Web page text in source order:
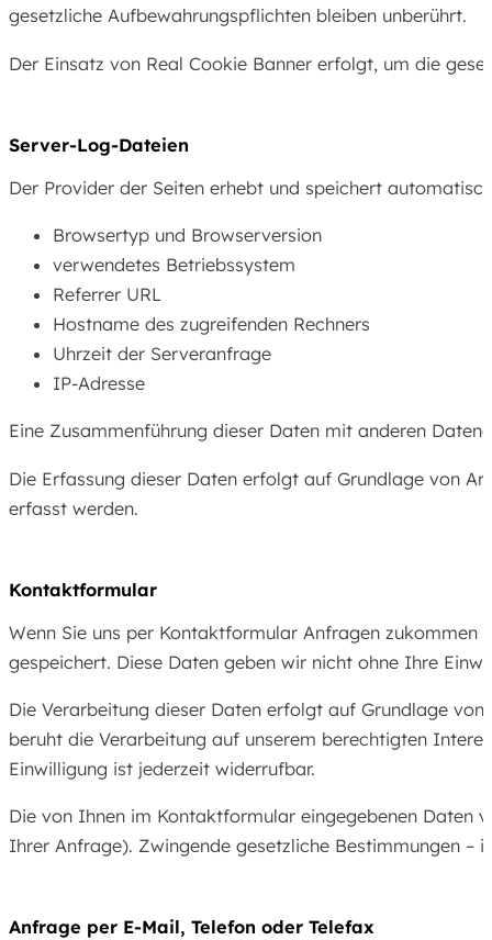
gesetzliche Aufbewahrungspflichten bleiben unberührt.
Der Einsatz von Real Cookie Banner erfolgt, um die
Server-Log-Dateien
Der Provider der Seiten erhebt und speichert
Browsertyp und Browserversion
verwendetes Betriebssystem
Referrer URL
Hostname des zugreifenden Rechners
Uhrzeit der Serveranfrage
IP-Adresse
Eine Zusammenführung dieser Daten mit anderen
Die Erfassung dieser Daten erfolgt auf Grundlage von
erfasst werden.
Kontaktformular
Wenn Sie uns per Kontaktformular Anfragen
gespeichert. Diese Daten geben wir nicht ohne Ihre
Die Verarbeitung dieser Daten erfolgt auf Grundlage
beruht die Verarbeitung auf unserem berechtigten
Einwilligung ist jederzeit widerrufbar.
Die von Ihnen im Kontaktformular eingegebenen Daten
Ihrer Anfrage). Zwingende gesetzliche Bestimmungen –
Anfrage per E-Mail, Telefon oder Telefax